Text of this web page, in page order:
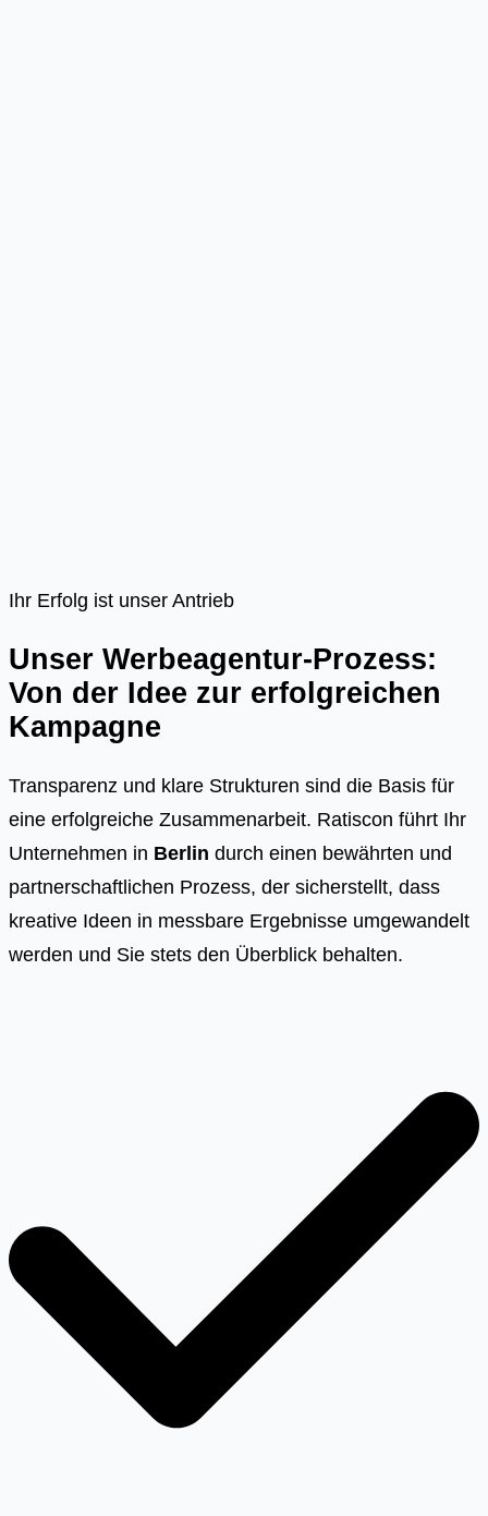
Ihr Erfolg ist unser Antrieb
Unser Werbeagentur-Prozess:
Von der Idee zur erfolgreichen
Kampagne
Transparenz und klare Strukturen sind die Basis für
eine erfolgreiche Zusammenarbeit. Ratiscon führt Ihr
Unternehmen in Berlin durch einen bewährten und
partnerschaftlichen Prozess, der sicherstellt, dass
kreative Ideen in messbare Ergebnisse umgewandelt
werden und Sie stets den Überblick behalten.